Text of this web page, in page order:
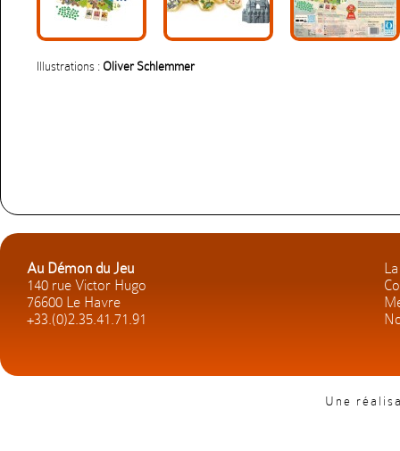
Illustrations : Oliver Schlemmer
Au Démon du Jeu
140 rue Victor Hugo
76600 Le Havre
+33.(0)2.35.41.71.91
Une